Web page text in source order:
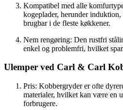
Kompatibel med alle
kogeplader, herunder
brugbar i de fleste køkkener.
Nem rengøring: Den rustfri
enkel og problemfri, hvilket
Ulemper ved Carl & Carl
Pris: Kobbergryder er ofte
materialer, hvilket kan være en
forbrugere.